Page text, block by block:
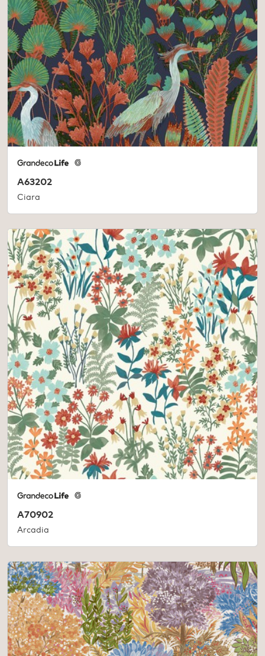
A63202
Ciara
A70902
Arcadia